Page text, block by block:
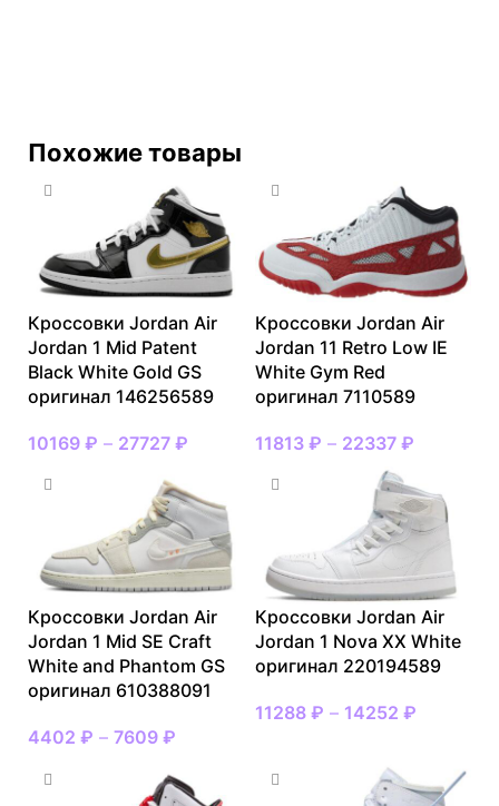
Похожие товары
Кроссовки Jordan Air
Jordan 1 Mid Patent
Black White Gold GS
оригинал 146256589
10169 ₽ – 27727 ₽
Кроссовки Jordan Air
Jordan 11 Retro Low IE
White Gym Red
оригинал 7110589
11813 ₽ – 22337 ₽
Кроссовки Jordan Air
Jordan 1 Mid SE Craft
White and Phantom GS
оригинал 610388091
4402 ₽ – 7609 ₽
Кроссовки Jordan Air
Jordan 1 Nova XX White
оригинал 220194589
11288 ₽ – 14252 ₽